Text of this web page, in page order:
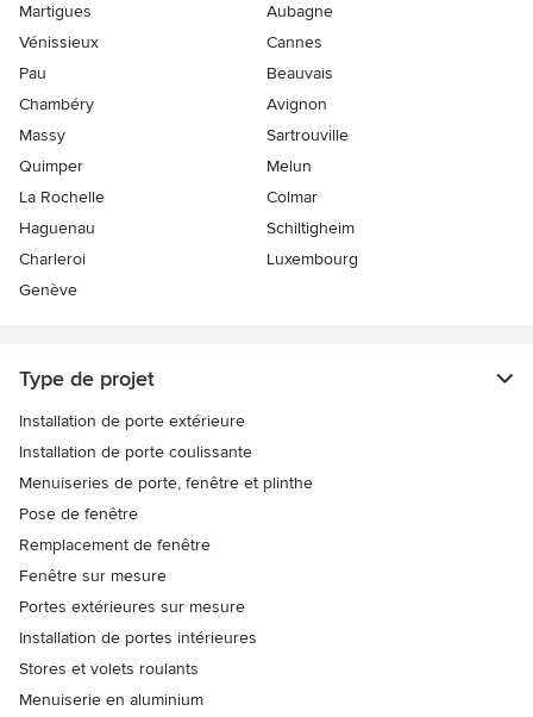
Martigues
Aubagne
Vénissieux
Cannes
Pau
Beauvais
Chambéry
Avignon
Massy
Sartrouville
Quimper
Melun
La Rochelle
Colmar
Haguenau
Schiltigheim
Charleroi
Luxembourg
Genève
Type de projet
Installation de porte extérieure
Installation de porte coulissante
Menuiseries de porte, fenêtre et plinthe
Pose de fenêtre
Remplacement de fenêtre
Fenêtre sur mesure
Portes extérieures sur mesure
Installation de portes intérieures
Stores et volets roulants
Menuiserie en aluminium